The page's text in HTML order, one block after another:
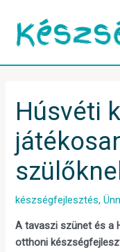
content
Húsvéti
készségfejlesztés,
A tavaszi szünet és a
otthoni